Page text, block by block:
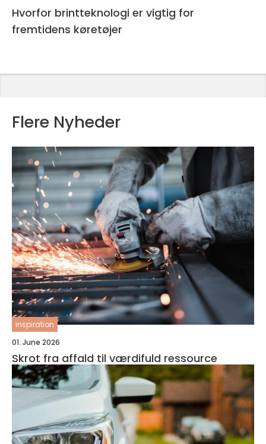
Hvorfor brintteknologi er vigtig for
fremtidens køretøjer
Flere Nyheder
inspiration
01. June 2026
Skrot fra affald til værdifuld ressource